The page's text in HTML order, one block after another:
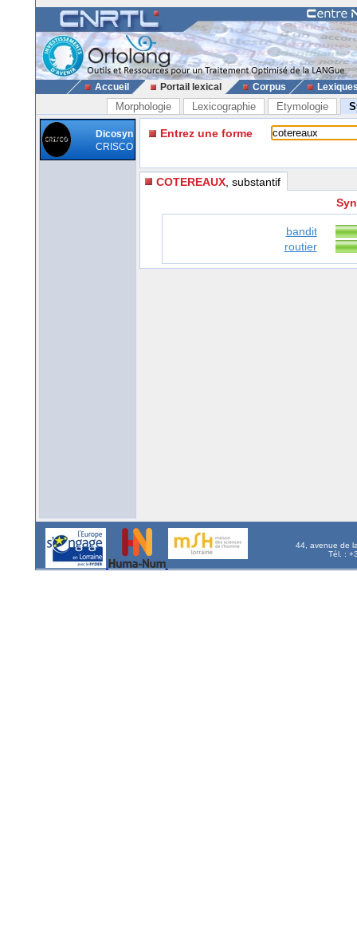
Accueil Portail lexical Corpus
Morphologie Lexicographie Etymologie
Dicosyn
CRISCO
Entrez une forme
COTEREAUX , substantif
bandit
routier
44, avenue de
Tél. :